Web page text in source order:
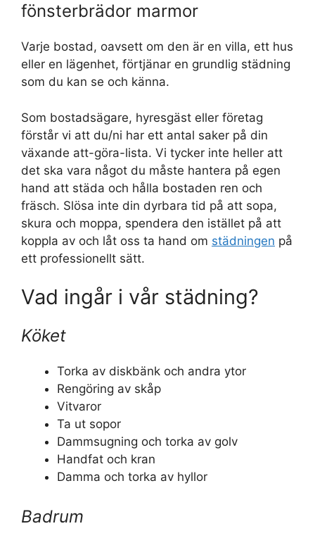
fönsterbrädor marmor
Varje bostad, oavsett om den är en villa, ett hus
eller en lägenhet, förtjänar en grundlig städning
som du kan se och känna.
Som bostadsägare, hyresgäst eller företag
förstår vi att du/ni har ett antal saker på din
växande att-göra-lista. Vi tycker inte heller att
det ska vara något du måste hantera på egen
hand att städa och hålla bostaden ren och
fräsch. Slösa inte din dyrbara tid på att sopa,
skura och moppa, spendera den istället på att
koppla av och låt oss ta hand om städningen på
ett professionellt sätt.
Vad ingår i vår städning?
Köket
Torka av diskbänk och andra ytor
Rengöring av skåp
Vitvaror
Ta ut sopor
Dammsugning och torka av golv
Handfat och kran
Damma och torka av hyllor
Badrum